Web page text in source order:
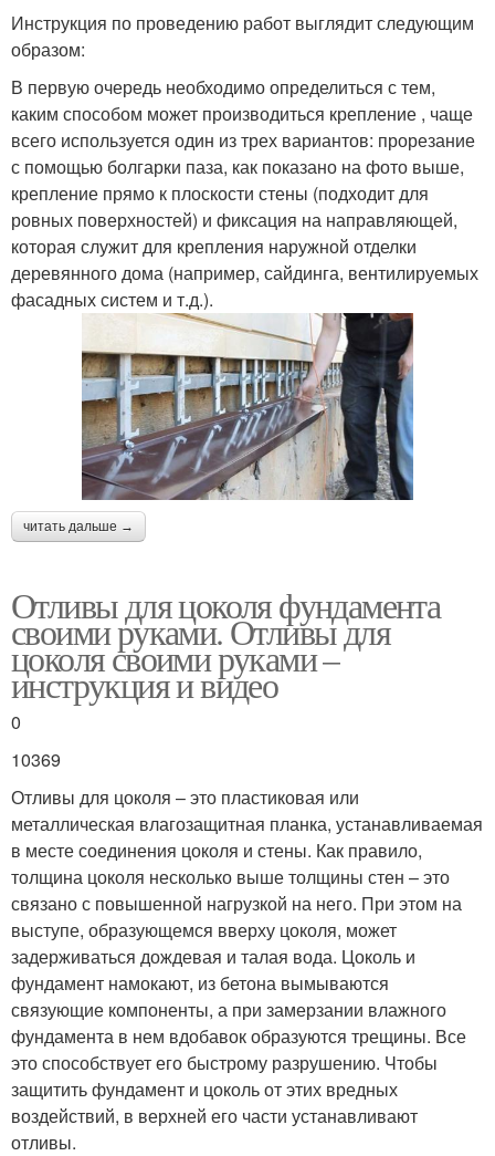
Инструкция по проведению работ выглядит следующим
образом:
В первую очередь необходимо определиться с тем,
каким способом может производиться крепление , чаще
всего используется один из трех вариантов: прорезание
с помощью болгарки паза, как показано на фото выше,
крепление прямо к плоскости стены (подходит для
ровных поверхностей) и фиксация на направляющей,
которая служит для крепления наружной отделки
деревянного дома (например, сайдинга, вентилируемых
фасадных систем и т.д.).
читать дальше →
Отливы для цоколя фундамента
своими руками. Отливы для
цоколя своими руками –
инструкция и видео
0
10369
Отливы для цоколя – это пластиковая или
металлическая влагозащитная планка, устанавливаемая
в месте соединения цоколя и стены. Как правило,
толщина цоколя несколько выше толщины стен – это
связано с повышенной нагрузкой на него. При этом на
выступе, образующемся вверху цоколя, может
задерживаться дождевая и талая вода. Цоколь и
фундамент намокают, из бетона вымываются
связующие компоненты, а при замерзании влажного
фундамента в нем вдобавок образуются трещины. Все
это способствует его быстрому разрушению. Чтобы
защитить фундамент и цоколь от этих вредных
воздействий, в верхней его части устанавливают
отливы.